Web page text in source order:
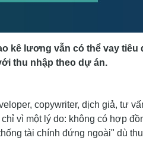
kê lương vẫn có thể vay
thu nhập theo dự án.
copywriter, dịch giả, tư
vì một lý do: không có hợp
tài chính đứng ngoài" dù